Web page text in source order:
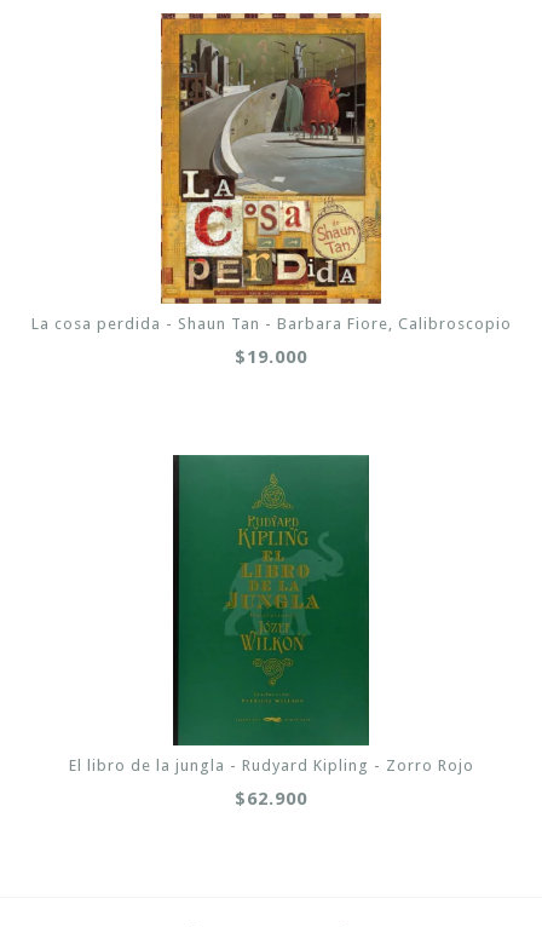
La cosa perdida - Shaun Tan - Barbara Fiore, Calibroscopio
$19.000
El libro de la jungla - Rudyard Kipling - Zorro Rojo
$62.900